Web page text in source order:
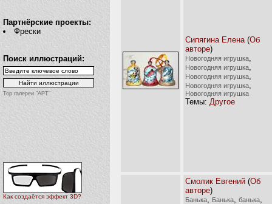
Партнёрские проекты:
Фрески
Поиск иллюстраций:
Top галереи "АРТ"
Как создаётся эффект 3D?
Сипягина Елена (Об
авторе)
Новогодняя игрушка
Новогодняя игрушка
Новогодняя игрушка
Новогодняя игрушка
Новогодняя игрушка
Темы: Другое
Смолик Евгений (Об
авторе)
Банька Банька банька